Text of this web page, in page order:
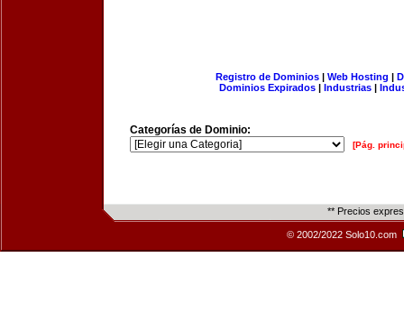
Registro de Dominios| Web Hosting |
Dominios Expirados | Industrias |
Categorías de Dominio:
[Pág.
** Precios
© 2002/2022 Solo10.com